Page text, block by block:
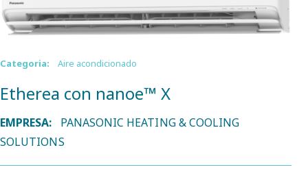
Categoria: Aire acondicionado
Etherea con nanoe™ X
EMPRESA:
PANASONIC HEATING & COOLING
SOLUTIONS